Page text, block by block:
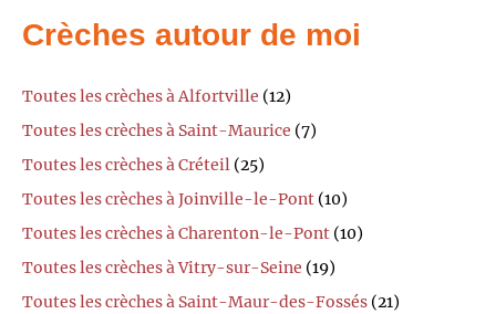
Crèches autour de moi
Toutes les crèches à Alfortville (12)
Toutes les crèches à Saint-Maurice (7)
Toutes les crèches à Créteil (25)
Toutes les crèches à Joinville-le-Pont (10)
Toutes les crèches à Charenton-le-Pont (10)
Toutes les crèches à Vitry-sur-Seine (19)
Toutes les crèches à Saint-Maur-des-Fossés (21)